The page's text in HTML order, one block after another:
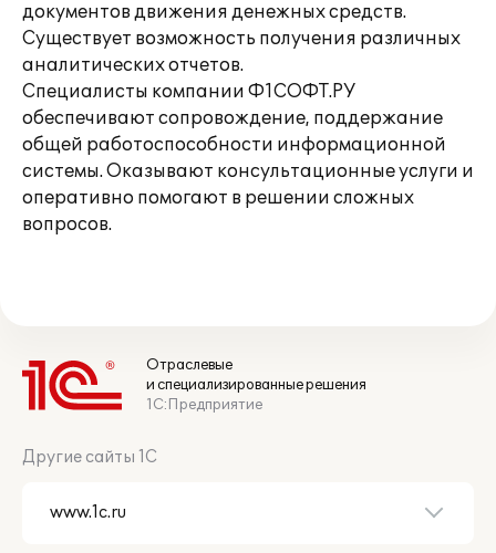
документов движения денежных средств.
Существует возможность получения различных
аналитических отчетов.
Специалисты компании Ф1СОФТ.РУ
обеспечивают сопровождение, поддержание
общей работоспособности информационной
системы. Оказывают консультационные услуги и
оперативно помогают в решении сложных
вопросов.
Отраслевые
и специализированные решения
1С:Предприятие
Другие сайты 1С